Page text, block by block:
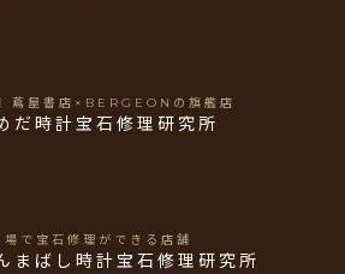
蔦屋書店×BERGEONの旗艦店
だ時計宝石修理研究所
場で宝石修理ができる店舗
まばし時計宝石修理研究所